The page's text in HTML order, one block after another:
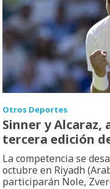
Otros Deportes
Sinner y Alcaraz,
tercera edición de
La competencia se
octubre en Riyadh
participarán Nole,